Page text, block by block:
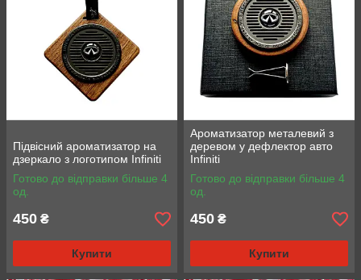
Підвісний ароматизатор на
дзеркало з логотипом Infiniti
Готово до відправки більше 4
од.
450 ₴
Купити
Ароматизатор металевий з
деревом у дефлектор авто
Infiniti
Готово до відправки більше 4
од.
450 ₴
Купити